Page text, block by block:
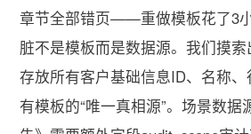
章节全部错页——重做模板花了3
脏不是模板而是数据源。我们摸
存放所有客户基础信息ID、名称
有模板的“唯一真相源”。场景数